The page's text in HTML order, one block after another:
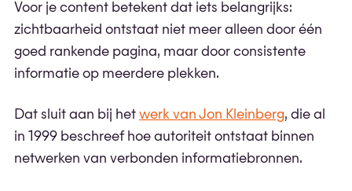
Voor je content betekent dat iets belangrijks:
zichtbaarheid ontstaat niet meer alleen door één
goed rankende pagina, maar door consistente
informatie op meerdere plekken.
Dat sluit aan bij het werk van Jon Kleinberg, die al
in 1999 beschreef hoe autoriteit ontstaat binnen
netwerken van verbonden informatiebronnen.